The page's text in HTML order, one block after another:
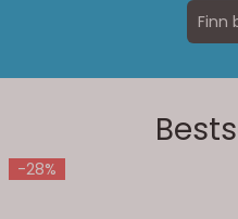
Finn
-28%